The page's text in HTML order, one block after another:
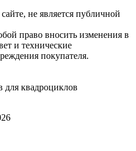
не является публичной
право вносить изменения в
и технические
покупателя.
для квадроциклов